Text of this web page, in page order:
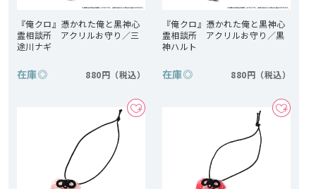
『俺クロ』憑かれた俺と黒神心
霊相談所 アクリルお守り／三
途川ナギ
在庫◎ 880円
『俺クロ』憑かれた俺と黒神心
霊相談所 アクリルお守り／黒
神ハルト
在庫◎ 880円